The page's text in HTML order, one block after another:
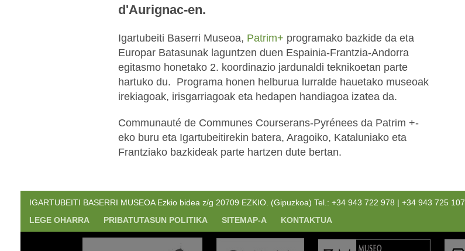
d'Aurignac-en.
Igartubeiti Baserri Museoa, Patrim+ programako bazkide da eta
Europar Batasunak laguntzen duen Espainia-Frantzia-Andorra
egitasmo honetako 2. koordinazio jardunaldi teknikoetan parte
hartuko du. Programa honen helburua lurralde hauetako museoak
irekiagoak, irisgarriagoak eta hedapen handiagoa izatea da.
Communauté de Communes Courserans-Pyrénees da Patrim +-
eko buru eta Igartubeitirekin batera, Aragoiko, Kataluniako eta
Frantziako bazkideak parte hartzen dute bertan.
IGARTUBEITI BASERRI MUSEOA Ezkio bidea z/g 20709 EZKIO. (Gipuzkoa) Tel.: +34 943 722 978 | +34 943 725 107
LEGE OHARRA
PRIBATUTASUN POLITIKA SITEMAP-A KONTAKTUA